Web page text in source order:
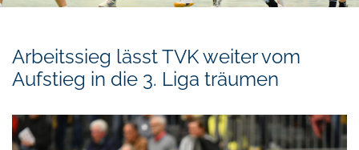
Arbeitssieg lässt TVK weiter vom
Aufstieg in die 3. Liga träumen